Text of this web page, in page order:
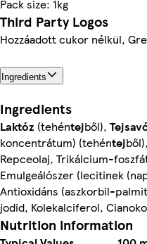
Pack size: 1kg
Third Party Logos
Hozzáadott cukor nélkül,
Ingredients
Ingredients
Laktóz (tehéntejből),
koncentrátum) (tehéntej
Repceolaj, Trikálcium-
Emulgeálószer (lecitinek
Antioxidáns (aszkorbil-
jodid, Kolekalciferol,
Nutrition information